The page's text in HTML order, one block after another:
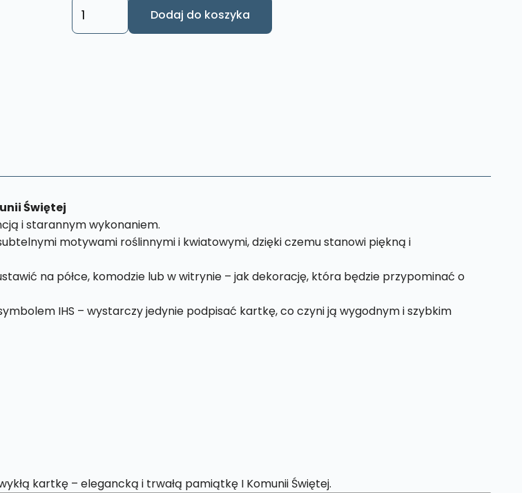
ilość
Pamiątka
Dodaj do koszyka
Świętej
i starannym wykonaniem.
motywami roślinnymi i kwiatowymi, dzięki czemu stanowi piękną i
na półce, komodzie lub w witrynie – jak dekorację, która będzie przypominać o
IHS – wystarczy jedynie podpisać kartkę, co czyni ją wygodnym i szybkim
kartkę – elegancką i trwałą pamiątkę I Komunii Świętej.